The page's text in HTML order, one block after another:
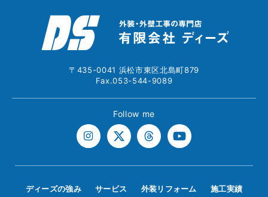
〒435-0041 浜松市東区北島町879
Fax.053-544-9089
Follow me
ディーズの強み サービス 外装リフォーム
施工実績